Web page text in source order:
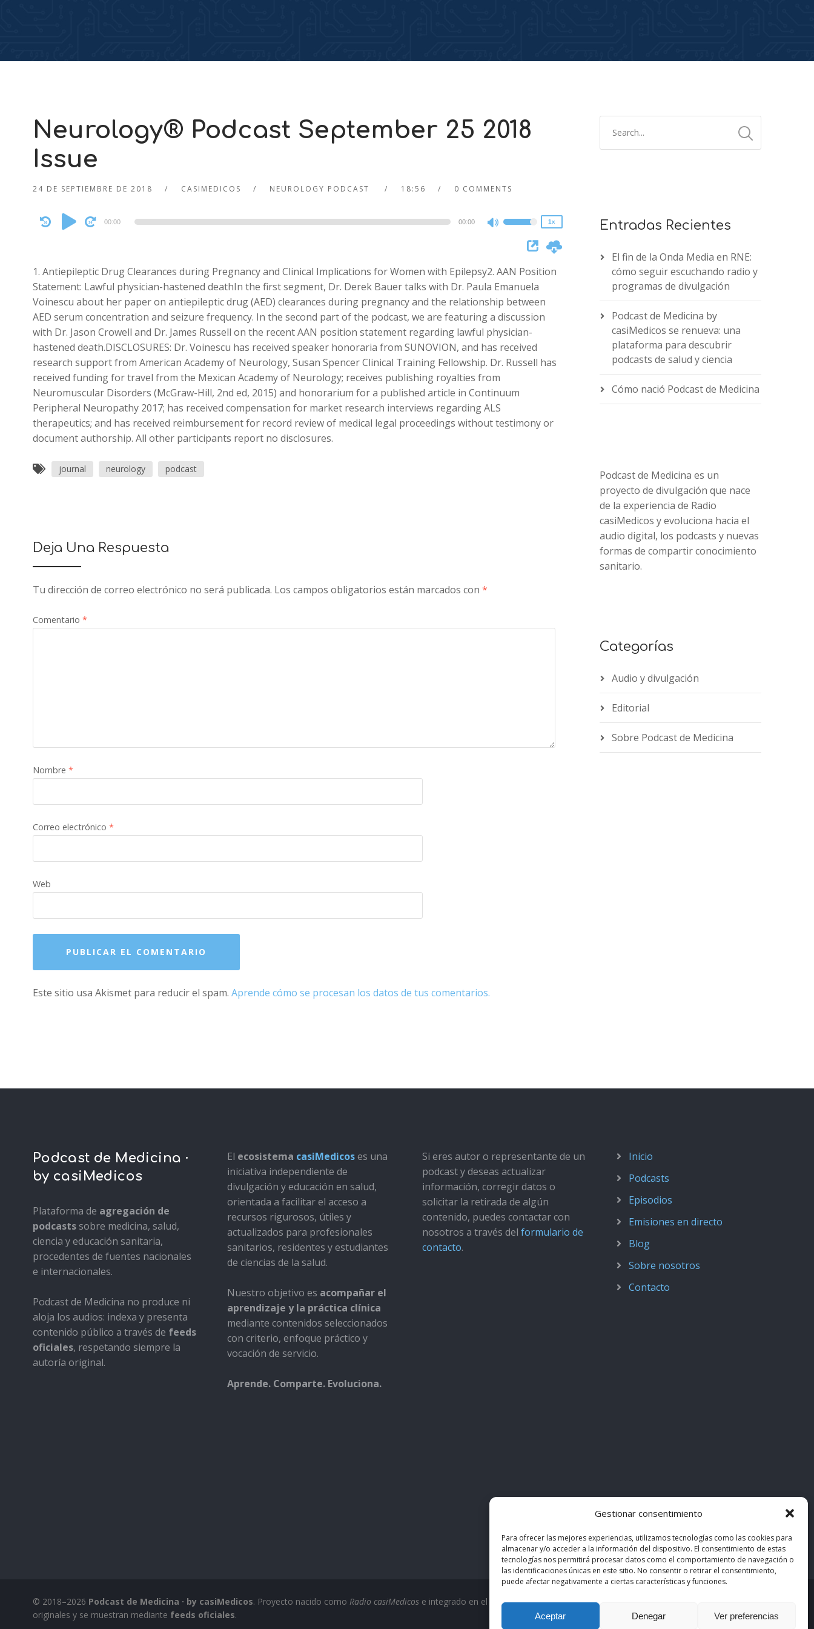
Gestionar consentimiento
Para ofrecer las mejores experiencias, utilizamos tecnologías como las cookies para
almacenar y/o acceder a la información del dispositivo. El consentimiento de estas
tecnologías nos permitirá procesar datos como el comportamiento de navegación o
las identificaciones únicas en este sitio. No consentir o retirar el consentimiento,
puede afectar negativamente a ciertas características y funciones.
Aceptar Denegar Ver preferencias
Neurology® Podcast September 25 2018
Issue
24 DE SEPTIEMBRE DE 2018 CASIMEDICOS NEUROLOGY PODCAST 18:56 0 COMMENTS
Audio
Player
00:00 00:00
Use
Up/Down
keys
to
increase
or
decrease
volume.
1x
1. Antiepileptic Drug Clearances during Pregnancy and Clinical Implications for Women with Epilepsy2. AAN Position
Statement: Lawful physician-hastened deathIn the first segment, Dr. Derek Bauer talks with Dr. Paula Emanuela
Voinescu about her paper on antiepileptic drug (AED) clearances during pregnancy and the relationship between
AED serum concentration and seizure frequency. In the second part of the podcast, we are featuring a discussion
with Dr. Jason Crowell and Dr. James Russell on the recent AAN position statement regarding lawful physician-
hastened death.DISCLOSURES: Dr. Voinescu has received speaker honoraria from SUNOVION, and has received
research support from American Academy of Neurology, Susan Spencer Clinical Training Fellowship. Dr. Russell has
received funding for travel from the Mexican Academy of Neurology; receives publishing royalties from
Neuromuscular Disorders (McGraw-Hill, 2nd ed, 2015) and honorarium for a published article in Continuum
Peripheral Neuropathy 2017; has received compensation for market research interviews regarding ALS
therapeutics; and has received reimbursement for record review of medical legal proceedings without testimony or
document authorship. All other participants report no disclosures.
journal neurology podcast
Deja Una Respuesta
Tu dirección de correo electrónico no será publicada. Los campos obligatorios están marcados con *
Comentario *
Nombre *
Correo electrónico *
Web
Este sitio usa Akismet para reducir el spam. Aprende cómo se procesan los datos de tus comentarios.
Entradas Recientes
El fin de la Onda Media en RNE:
cómo seguir escuchando radio y
programas de divulgación
Podcast de Medicina by
casiMedicos se renueva: una
plataforma para descubrir
podcasts de salud y ciencia
Cómo nació Podcast de Medicina
Podcast de Medicina es un
proyecto de divulgación que nace
de la experiencia de Radio
casiMedicos y evoluciona hacia el
audio digital, los podcasts y nuevas
formas de compartir conocimiento
sanitario.
Categorías
Audio y divulgación
Editorial
Sobre Podcast de Medicina
Podcast de Medicina ·
by casiMedicos
Plataforma de agregación de
podcastssobre medicina, salud,
ciencia y educación sanitaria,
procedentes de fuentes nacionales
e internacionales.
Podcast de Medicina no produce ni
aloja los audios: indexa y presenta
contenido público a través de feeds
oficiales, respetando siempre la
autoría original.
El ecosistema casiMedicoses una
iniciativa independiente de
divulgación y educación en salud,
orientada a facilitar el acceso a
recursos rigurosos, útiles y
actualizados para profesionales
sanitarios, residentes y estudiantes
de ciencias de la salud.
Nuestro objetivo es acompañar el
aprendizaje y la práctica clínica
mediante contenidos seleccionados
con criterio, enfoque práctico y
vocación de servicio.
Aprende. Comparte. Evoluciona.
Si eres autor o representante de un
podcast y deseas actualizar
información, corregir datos o
solicitar la retirada de algún
contenido, puedes contactar con
nosotros a través del formulario de
contacto.
Inicio
Podcasts
Episodios
Emisiones en directo
Blog
Sobre nosotros
Contacto
© 2018–2026 Podcast de Medicina · by casiMedicos. Proyecto nacido como Radio casiMedicose integrado en el ecosistemacasiMedicos. Los contenidos pertenecen a sus autores
originales y se muestran mediante feeds oficiales.